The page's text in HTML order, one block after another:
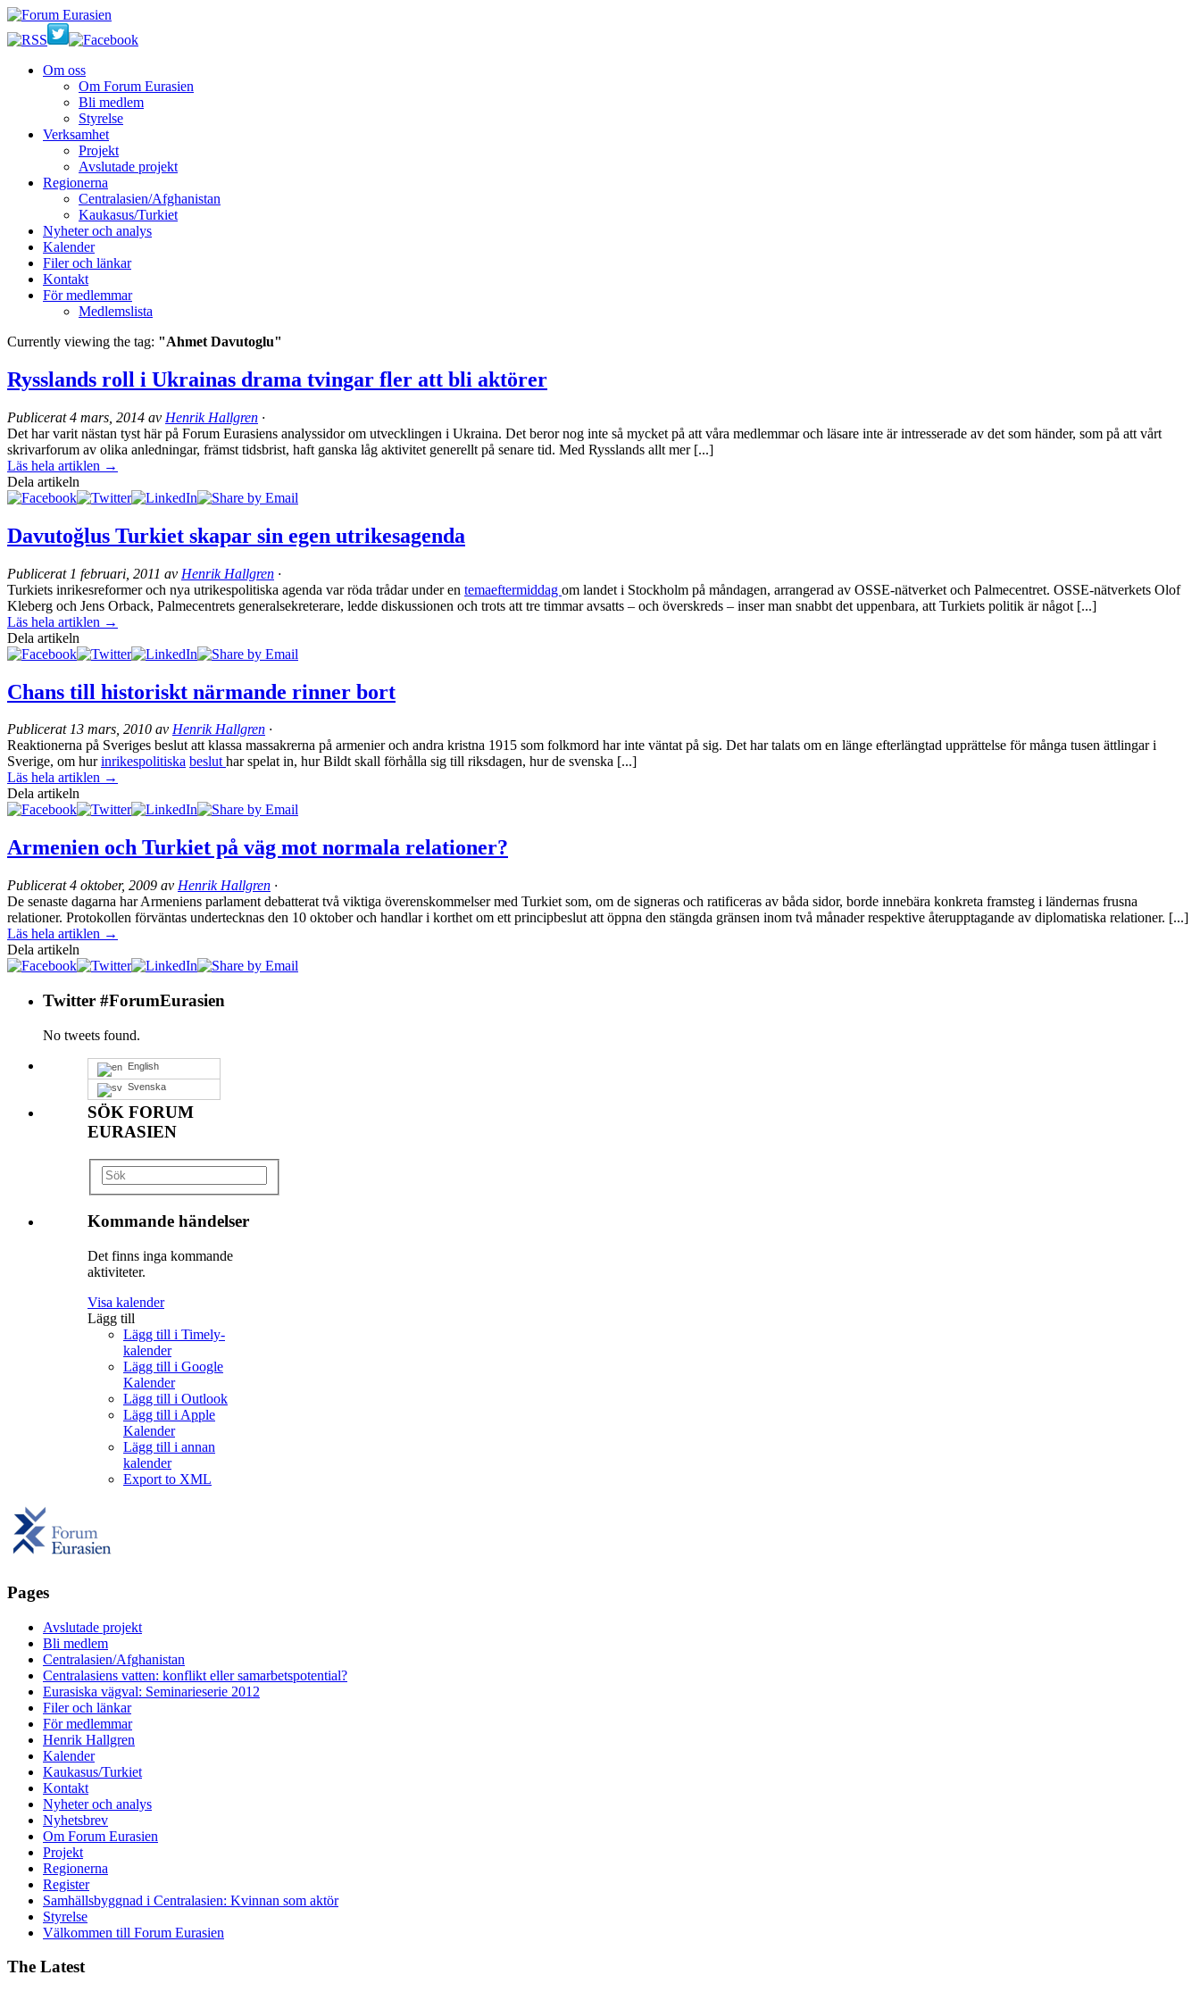
Om oss
Om Forum Eurasien
Bli medlem
Styrelse
Verksamhet
Projekt
Avslutade projekt
Regionerna
Centralasien/Afghanistan
Kaukasus/Turkiet
Nyheter och analys
Kalender
Filer och länkar
Kontakt
För medlemmar
Medlemslista
Currently viewing the tag: "Ahmet Davutoglu"
Rysslands roll i Ukrainas drama tvingar fler att bli aktörer
Publicerat4 mars, 2014 av Henrik Hallgren ·
Det har varit nästan tyst här på Forum Eurasiens analyssidor om utvecklingen i Ukraina. Det beror nog inte så mycket på att våra medlemmar och läsare inte är intresserade av det som händer, som på att vårt
skrivarforum av olika anledningar, främst tidsbrist, haft ganska låg aktivitet generellt på senare tid. Med Rysslands allt mer [...]
Läs hela artiklen →
Dela artikeln
Davutoğlus Turkiet skapar sin egen utrikesagenda
Publicerat 1 februari, 2011 av Henrik Hallgren ·
Turkiets inrikesreformer och nya utrikespolitiska agenda var röda trådar under en temaeftermiddag om landet i Stockholm på måndagen, arrangerad av OSSE-nätverket och Palmecentret. OSSE-nätverkets Olof
Kleberg och Jens Orback, Palmecentrets generalsekreterare, ledde diskussionen och trots att tre timmar avsatts – och överskreds – inser man snabbt det uppenbara, att Turkiets politik är något [...]
Läs hela artiklen →
Dela artikeln
Chans till historiskt närmande rinner bort
Publicerat13 mars, 2010 av Henrik Hallgren ·
Reaktionerna på Sveriges beslut att klassa massakrerna på armenier och andra kristna 1915 som folkmord har inte väntat på sig. Det har talats om en länge efterlängtad upprättelse för många tusen ättlingar i
Sverige, om hurinrikespolitiska besluthar spelat in, hur Bildt skall förhålla sig till riksdagen, hur de svenska [...]
Läs hela artiklen →
Dela artikeln
Armenien och Turkiet på väg mot normala relationer?
Publicerat4 oktober, 2009 av Henrik Hallgren ·
De senaste dagarna har Armeniens parlament debatterat två viktiga överenskommelser med Turkiet som, om de signeras och ratificeras av båda sidor, borde innebära konkreta framsteg i ländernas frusna
relationer. Protokollen förväntas undertecknas den 10 oktober och handlar i korthet om ett principbeslut att öppna den stängda gränsen inom två månader respektive återupptagande av diplomatiska relationer. [...]
Läs hela artiklen →
Dela artikeln
Twitter #ForumEurasien
No tweets found.
English
Svenska
SÖK FORUM
EURASIEN
Kommande händelser
Det finns inga kommande
aktiviteter.
Visa kalender
Lägg till
Lägg till i Timely-
kalender
Lägg till i Google
Kalender
Lägg till i Outlook
Lägg till i Apple
Kalender
Lägg till i annan
kalender
Export to XML
Pages
Avslutade projekt
Bli medlem
Centralasien/Afghanistan
Centralasiens vatten: konflikt eller samarbetspotential?
Eurasiska vägval: Seminarieserie 2012
Filer och länkar
För medlemmar
Henrik Hallgren
Kalender
Kaukasus/Turkiet
Kontakt
Nyheter och analys
Nyhetsbrev
Om Forum Eurasien
Projekt
Regionerna
Register
Samhällsbyggnad i Centralasien: Kvinnan som aktör
Styrelse
Välkommen till Forum Eurasien
The Latest